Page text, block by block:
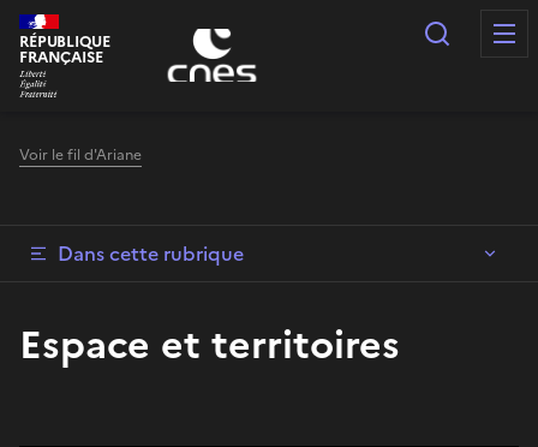
Panneau de gestion des cookies
RÉPUBLIQUE
FRANÇAISE
Voir le fil d'Ariane
Dans cette rubrique
Espace et territoires